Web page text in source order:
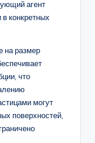
агент
конкретных
на размер
что
могут
поверхностей,